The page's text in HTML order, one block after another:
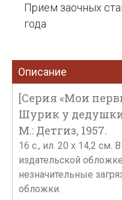
Прием заочных
года
Описание
[Серия «Мои
Шурик у
М.: Детгиз, 1957.
16 с., ил. 20 х 14,2 см.
издательской
незначительные
обложки.